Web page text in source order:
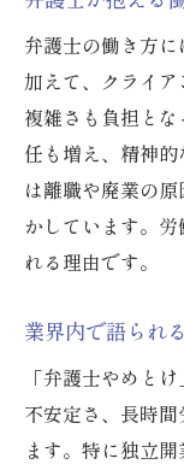
弁護士の働き方に
加えて、クライ
複雑さも負担と
任も増え、精神
は離職や廃業の
かしています。
れる理由です。
業界内で語られ
「弁護士やめと
不安定さ、長時
ます。特に独立